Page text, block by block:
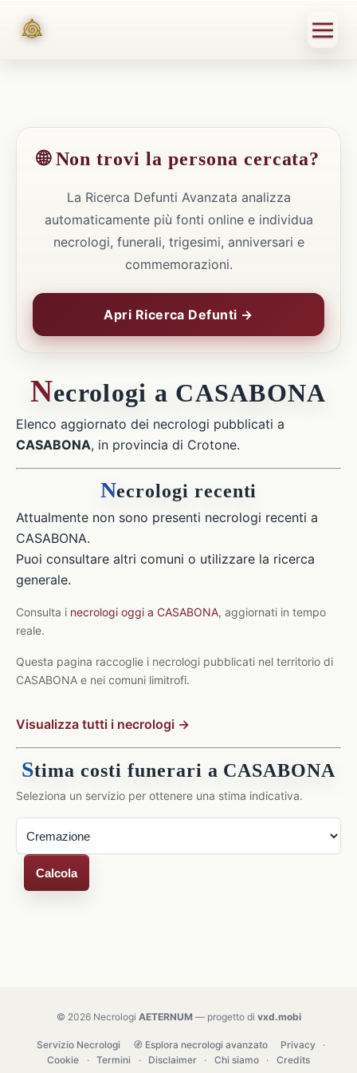
🌐 Non trovi la persona cercata?
La Ricerca Defunti Avanzata analizza
automaticamente più fonti online e individua
necrologi, funerali, trigesimi, anniversari e
commemorazioni.
Apri Ricerca Defunti →
Necrologi a CASABONA
Elenco aggiornato dei necrologi pubblicati a
CASABONA, in provincia di Crotone.
Necrologi recenti
Attualmente non sono presenti necrologi recenti a
CASABONA.
Puoi consultare altri comuni o utilizzare la ricerca
generale.
Consulta i necrologi oggi a CASABONA, aggiornati in tempo
reale.
Questa pagina raccoglie i necrologi pubblicati nel territorio di
CASABONA e nei comuni limitrofi.
Visualizza tutti i necrologi →
Stima costi funerari a CASABONA
Seleziona un servizio per ottenere una stima indicativa.
Calcola
© 2026 Necrologi AETERNUM— progetto di vxd.mobi
Servizio Necrologi 🧭 Esplora necrologi avanzato Privacy
·
Cookie
· Termini · Disclaimer · Chi siamo · Credits